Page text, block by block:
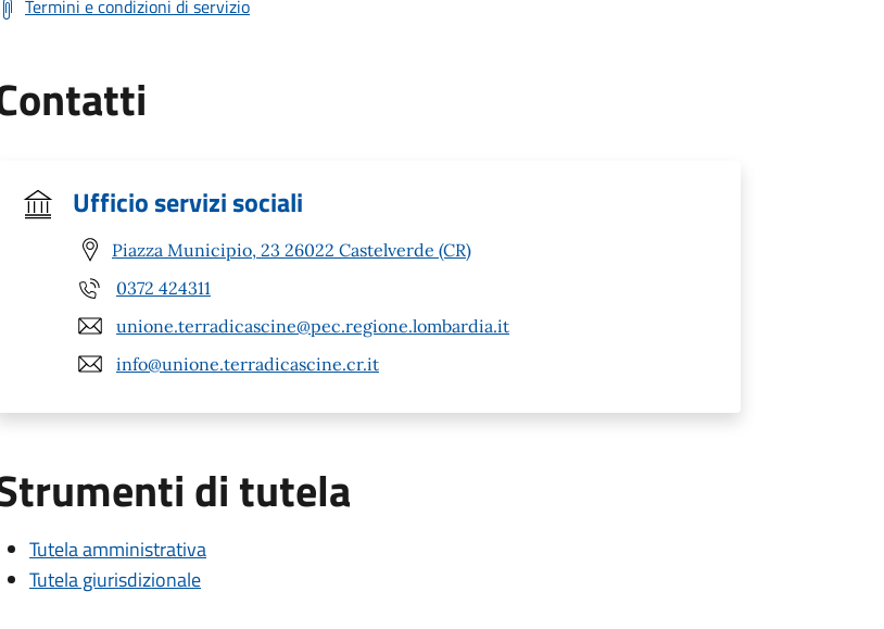
Termini e condizioni di servizio
Ufficio servizi sociali
Piazza Municipio, 23 26022 Castelverde (CR)
0372 424311
unione.terradicascine@pec.regione.lombardia.it
info@unione.terradicascine.cr.it
di tutela
Tutela amministrativa
Tutela giurisdizionale